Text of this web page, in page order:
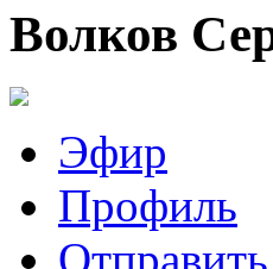
Волков
Эфир
Профиль